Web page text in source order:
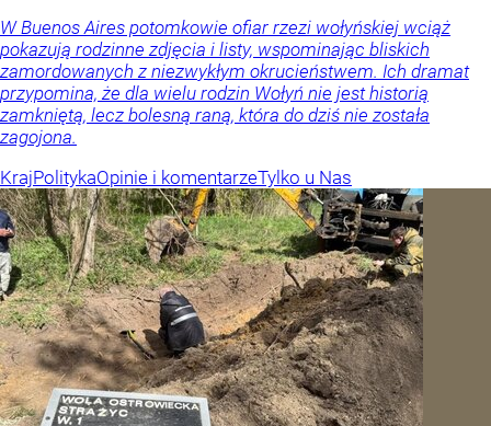
W Buenos Aires potomkowie ofiar rzezi wołyńskiej wciąż
pokazują rodzinne zdjęcia i listy, wspominając bliskich
zamordowanych z niezwykłym okrucieństwem. Ich dramat
przypomina, że dla wielu rodzin Wołyń nie jest historią
zamkniętą, lecz bolesną raną, która do dziś nie została
zagojona.
KrajPolitykaOpinie i komentarzeTylko u Nas